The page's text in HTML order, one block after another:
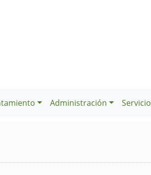
Administración